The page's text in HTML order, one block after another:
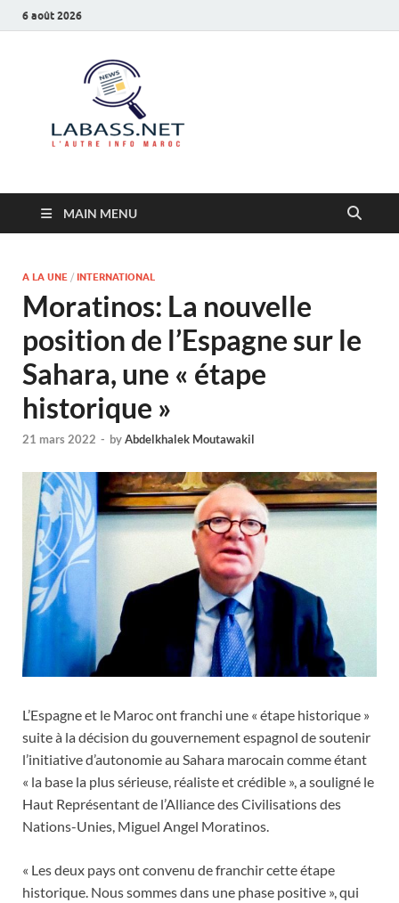
6 août 2026
MAIN MENU
A LA UNE / INTERNATIONAL
Moratinos: La nouvelle
position de l’Espagne sur le
Sahara, une « étape
historique »
21 mars 2022 - byAbdelkhalek Moutawakil
L’Espagne et le Maroc ont franchi une « étape historique »
suite à la décision du gouvernement espagnol de soutenir
l’initiative d’autonomie au Sahara marocain comme étant
« la base la plus sérieuse, réaliste et crédible », a souligné le
Haut Représentant de l’Alliance des Civilisations des
Nations-Unies, Miguel Angel Moratinos.
« Les deux pays ont convenu de franchir cette étape
historique. Nous sommes dans une phase positive », qui